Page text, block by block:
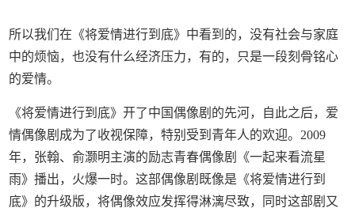
所以我们在《将爱情进行到底》中看到的，没有社会与家庭
中的烦恼，也没有什么经济压力，有的，只是一段刻骨铭心
的爱情。
《将爱情进行到底》开了中国偶像剧的先河，自此之后，爱
情偶像剧成为了收视保障，特别受到青年人的欢迎。2009
年，张翰、俞灏明主演的励志青春偶像剧《一起来看流星
雨》播出，火爆一时。这部偶像剧既像是《将爱情进行到
底》的升级版，将偶像效应发挥得淋漓尽致，同时这部剧又